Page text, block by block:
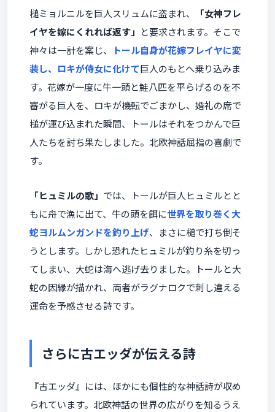
槌ミョルニルを巨人スリュムに盗まれ、
「女神フレ
イヤを嫁にくれれば返す」 と要求されます。そこで
神々は一計を案じ、
トール自身が花嫁フレイヤに変
装し、ロキが侍女に化けて巨人のもとへ乗り込みま
す。花嫁が一度に牛一頭と鮭八匹を平らげるのを不
審がる巨人を、ロキが機転でごまかし、婚礼の席で
槌が運び込まれた瞬間、トールはそれをつかんで巨
人たちを討ち果たしました。北欧神話屈指の喜劇で
す。
「ヒュミルの歌」 では、トールが巨人ヒュミルとと
もに舟で漁に出て、牛の頭を餌に世界を取り巻く大
蛇ヨルムンガンドを釣り上げ、まさに槌で打ち倒そ
うとします。しかし恐れたヒュミルが釣り糸を切っ
てしまい、大蛇は海へ逃げ去りました。トールと大
蛇の因縁が描かれ、両者がラグナロクで刺し違える
運命を予感させる詩です。
さらに古エッダが伝える詩
『古エッダ』には、ほかにも個性的な神話詩が収め
られています。北欧神話の世界の広がりを知るうえ